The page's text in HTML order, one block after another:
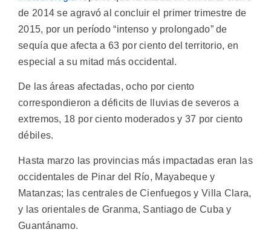
de 2014 se agravó al concluir el primer trimestre de
2015, por un período “intenso y prolongado” de
sequía que afecta a 63 por ciento del territorio, en
especial a su mitad más occidental.
De las áreas afectadas, ocho por ciento
correspondieron a déficits de lluvias de severos a
extremos, 18 por ciento moderados y 37 por ciento
débiles.
Hasta marzo las provincias más impactadas eran las
occidentales de Pinar del Río, Mayabeque y
Matanzas; las centrales de Cienfuegos y Villa Clara,
y las orientales de Granma, Santiago de Cuba y
Guantánamo.